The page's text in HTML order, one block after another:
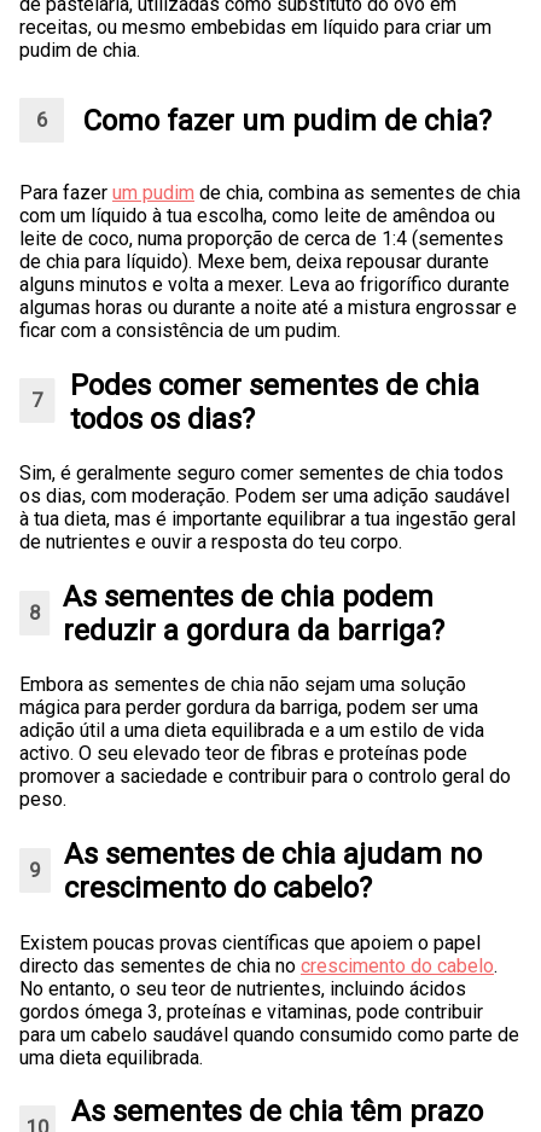
receitas, ou mesmo embebidas em líquido para criar um
pudim de chia.
Como fazer um pudim de chia?
Para fazer um pudim de chia, combina as sementes de chia
com um líquido à tua escolha, como leite de amêndoa ou
leite de coco, numa proporção de cerca de 1:4 (sementes
de chia para líquido). Mexe bem, deixa repousar durante
alguns minutos e volta a mexer. Leva ao frigorífico durante
algumas horas ou durante a noite até a mistura engrossar e
ficar com a consistência de um pudim.
Podes comer sementes de chia
todos os dias?
Sim, é geralmente seguro comer sementes de chia todos
os dias, com moderação. Podem ser uma adição saudável
à tua dieta, mas é importante equilibrar a tua ingestão geral
de nutrientes e ouvir a resposta do teu corpo.
As sementes de chia podem
reduzir a gordura da barriga?
Embora as sementes de chia não sejam uma solução
mágica para perder gordura da barriga, podem ser uma
adição útil a uma dieta equilibrada e a um estilo de vida
activo. O seu elevado teor de fibras e proteínas pode
promover a saciedade e contribuir para o controlo geral do
peso.
As sementes de chia ajudam no
crescimento do cabelo?
Existem poucas provas científicas que apoiem o papel
directo das sementes de chia no crescimento do cabelo.
No entanto, o seu teor de nutrientes, incluindo ácidos
gordos ómega 3, proteínas e vitaminas, pode contribuir
para um cabelo saudável quando consumido como parte de
uma dieta equilibrada.
As sementes de chia têm prazo